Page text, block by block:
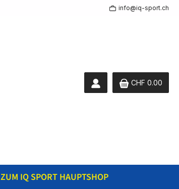
info@iq-sport.ch
CHF 0.00
ZUM IQ SPORT HAUPTSHOP